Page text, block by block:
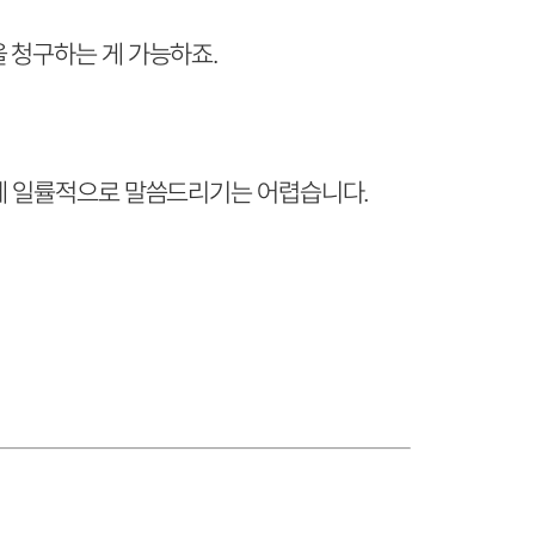
청구하는 게 가능하죠.
일률적으로 말씀드리기는 어렵습니다.